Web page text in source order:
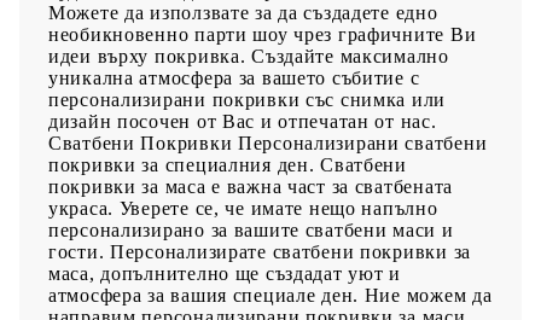
Можете да използвате за да създадете едно
необикновенно парти шоу чрез графичните Ви
идеи върху покривка. Създайте максимално
уникална атмосфера за вашето събитие с
персонализирани покривки със снимка или
дизайн посочен от Вас и отпечатан от нас.
Сватбени Покривки Персонализирани сватбени
покривки за специалния ден. Сватбени
покривки за маса е важна част за сватбената
украса. Уверете се, че имате нещо напълно
персонализирано за вашите сватбени маси и
гости. Персонализирате сватбени покривки за
маса, допълнително ще създадат уют и
атмосфера за вашия специале ден. Ние можем да